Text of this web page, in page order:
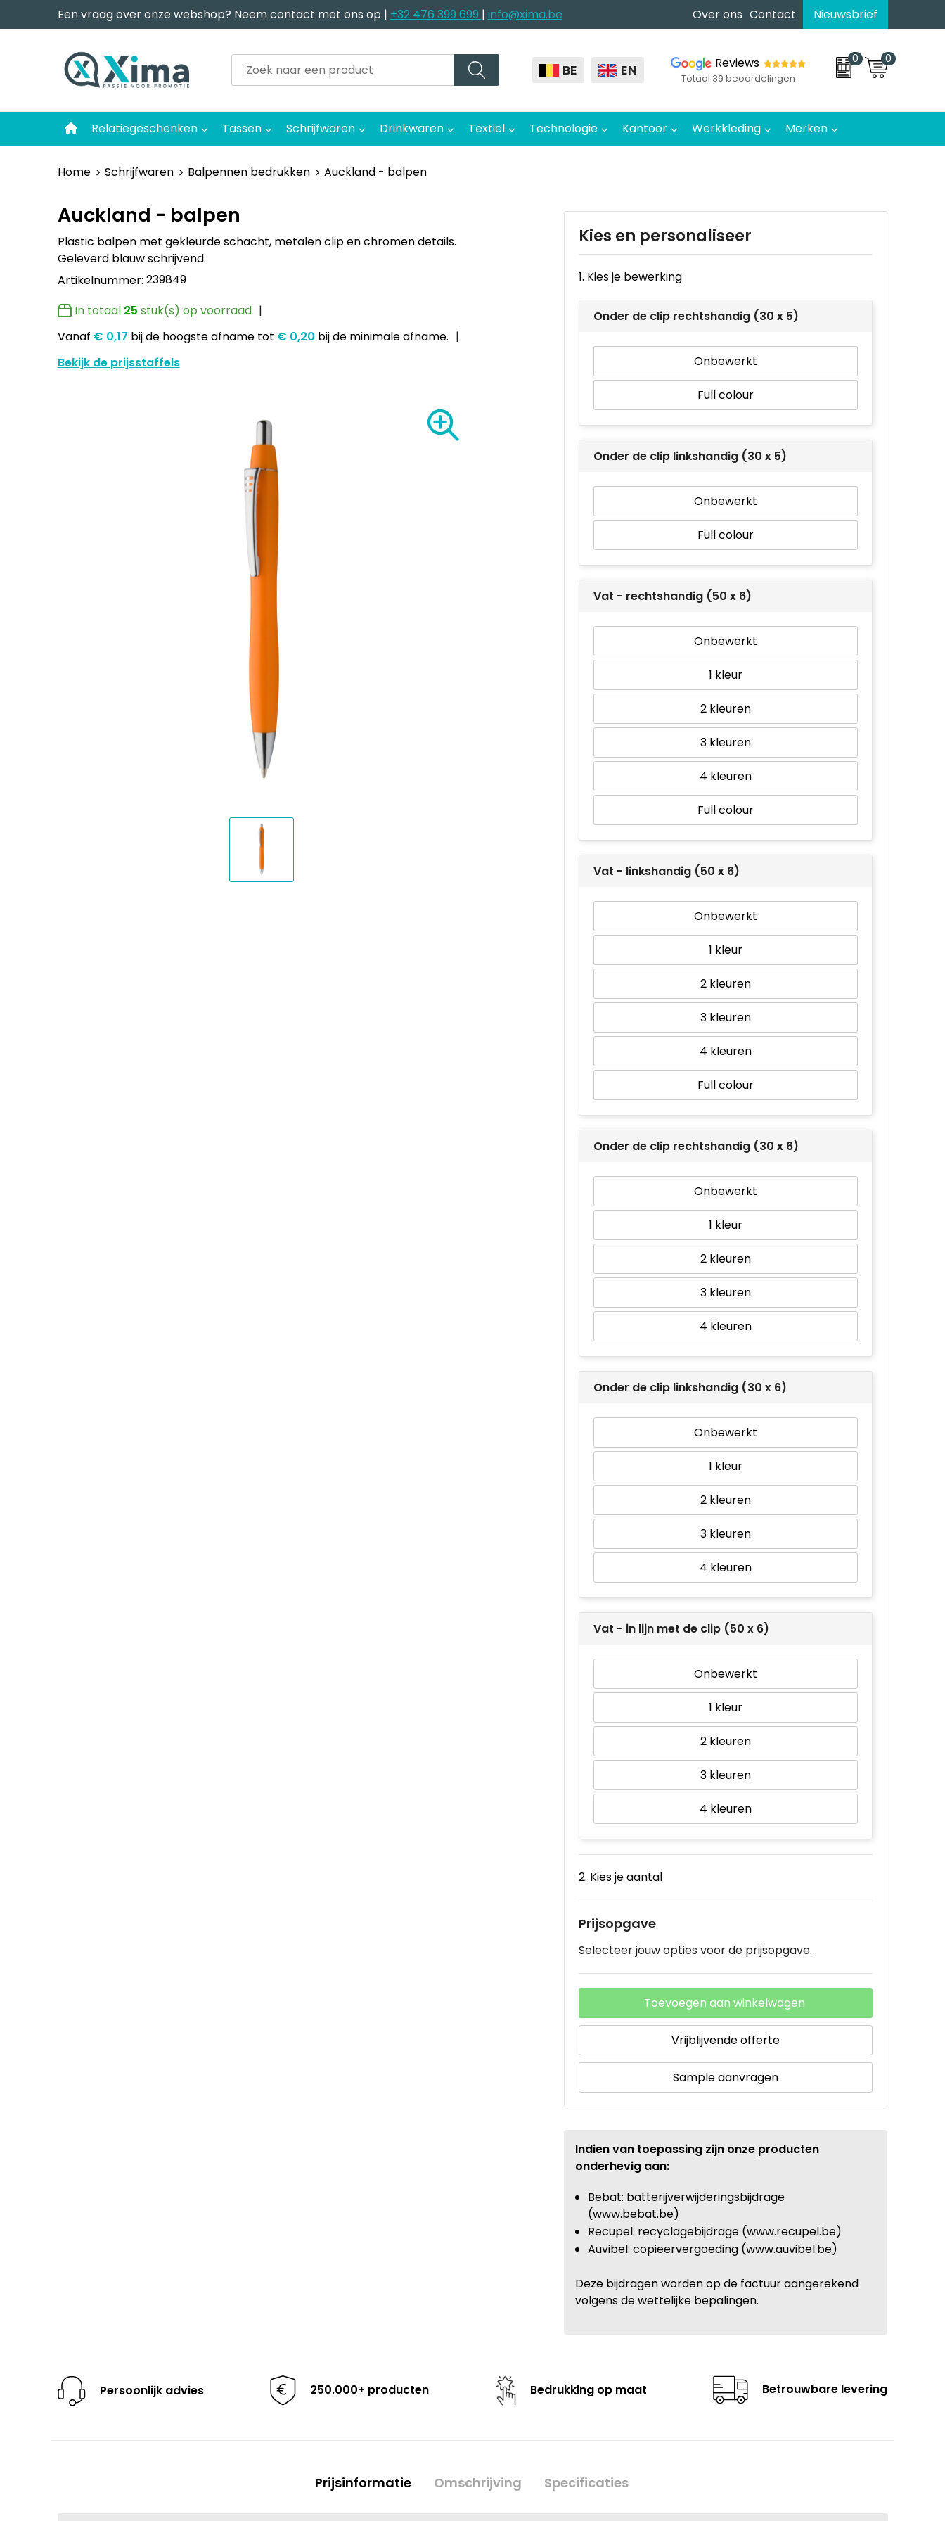
Een vraag over onze webshop? Neem contact met ons op | +32 476 399 699 | info@xima.be Over ons Contact Nieuwsbrief
BE EN Reviews
Totaal 39 beoordelingen
0 0
Relatiegeschenken Tassen Schrijfwaren Drinkwaren Textiel Technologie Kantoor Werkkleding Merken
Home Schrijfwaren Balpennen bedrukken Auckland - balpen
Auckland - balpen
Plastic balpen met gekleurde schacht, metalen clip en chromen details.
Geleverd blauw schrijvend.
Artikelnummer: 239849
In totaal 25 stuk(s) op voorraad
Vanaf € 0,17 bij de hoogste afnametot € 0,20 bij de minimale afname.
Bekijk de prijsstaffels
Kies en personaliseer
1. Kies je bewerking
Onder de clip rechtshandig (30 x 5)
Onbewerkt
Full colour
Onder de clip linkshandig (30 x 5)
Onbewerkt
Full colour
Vat - rechtshandig (50 x 6)
Onbewerkt
1
2
3
4
Full colour
Vat - linkshandig (50 x 6)
Onbewerkt
1
2
3
4
Full colour
Onder de clip rechtshandig (30 x 6)
Onbewerkt
1
2
3
4
Onder de clip linkshandig (30 x 6)
Onbewerkt
1
2
3
4
Vat - in lijn met de clip (50 x 6)
Onbewerkt
1
2
3
4
2. Kies je aantal
Prijsopgave
Selecteer jouw opties voor de prijsopgave.
Toevoegen aan winkelwagen
Vrijblijvende offerte
Sample aanvragen
Indien van toepassing zijn onze producten
onderhevig aan:
Bebat: batterijverwijderingsbijdrage
(www.bebat.be)
Recupel: recyclagebijdrage (www.recupel.be)
Auvibel: copieervergoeding (www.auvibel.be)
Deze bijdragen worden op de factuur aangerekend
volgens de wettelijke bepalingen.
Persoonlijk advies 250.000+ producten Bedrukking op maat Betrouwbare levering
Prijsinformatie Omschrijving Specificaties